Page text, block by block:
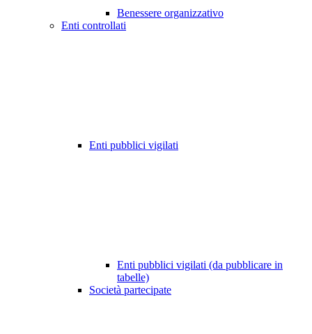
Benessere organizzativo
Enti controllati
Enti pubblici vigilati
Enti pubblici vigilati (da pubblicare in
tabelle)
Società partecipate